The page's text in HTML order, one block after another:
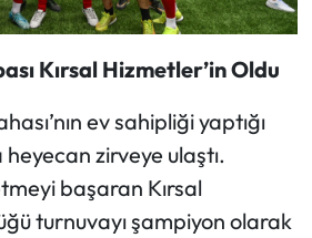
Kırsal Hizmetler’in Oldu
ev sahipliği yaptığı
zirveye ulaştı.
başaran Kırsal
turnuvayı şampiyon olarak